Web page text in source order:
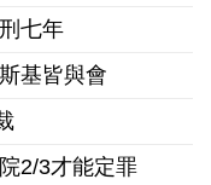
七年
基皆與會
2/3才能定罪